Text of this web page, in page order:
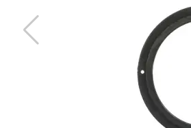
Demonteringsverktyg 6delar